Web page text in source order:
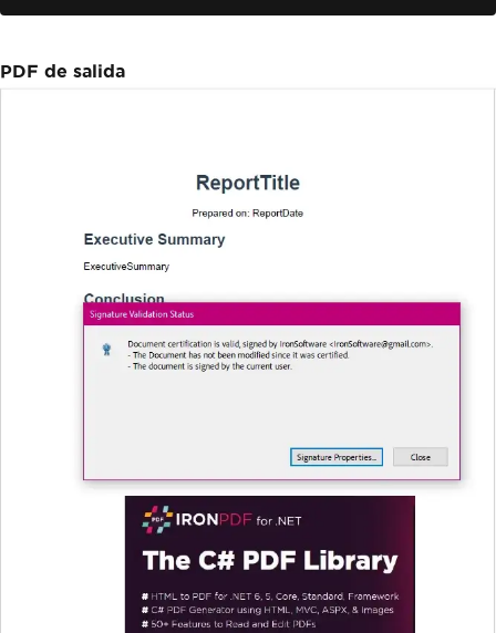
gnatureImage
PDF de salida